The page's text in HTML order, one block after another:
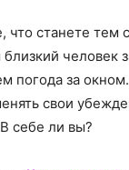
что станете тем
человек
погода за
свои
себе ли вы?